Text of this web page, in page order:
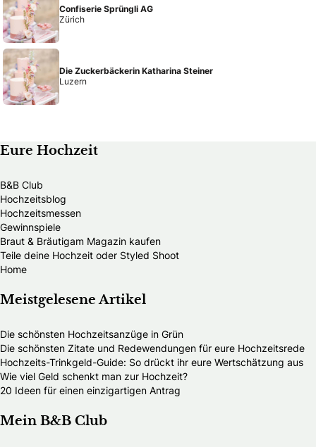
Confiserie Sprüngli AG
Zürich
Die Zuckerbäckerin Katharina Steiner
Luzern
Eure Hochzeit
B&B Club
Hochzeitsblog
Hochzeitsmessen
Gewinnspiele
Braut & Bräutigam Magazin kaufen
Teile deine Hochzeit oder Styled Shoot
Home
Meistgelesene Artikel
Die schönsten Hochzeitsanzüge in Grün
Die schönsten Zitate und Redewendungen für eure Hochzeitsrede
Hochzeits-Trinkgeld-Guide: So drückt ihr eure Wertschätzung aus
Wie viel Geld schenkt man zur Hochzeit?
20 Ideen für einen einzigartigen Antrag
Mein B&B Club